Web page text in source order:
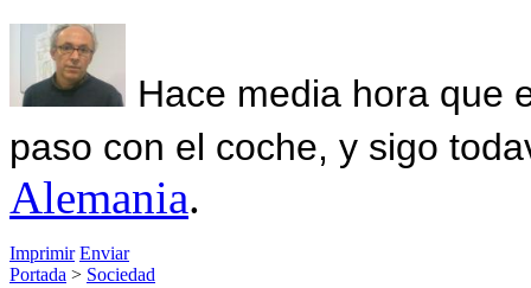
Hace media hora que
paso con el coche, y sigo
Alemania.
Imprimir Enviar
Portada > Sociedad